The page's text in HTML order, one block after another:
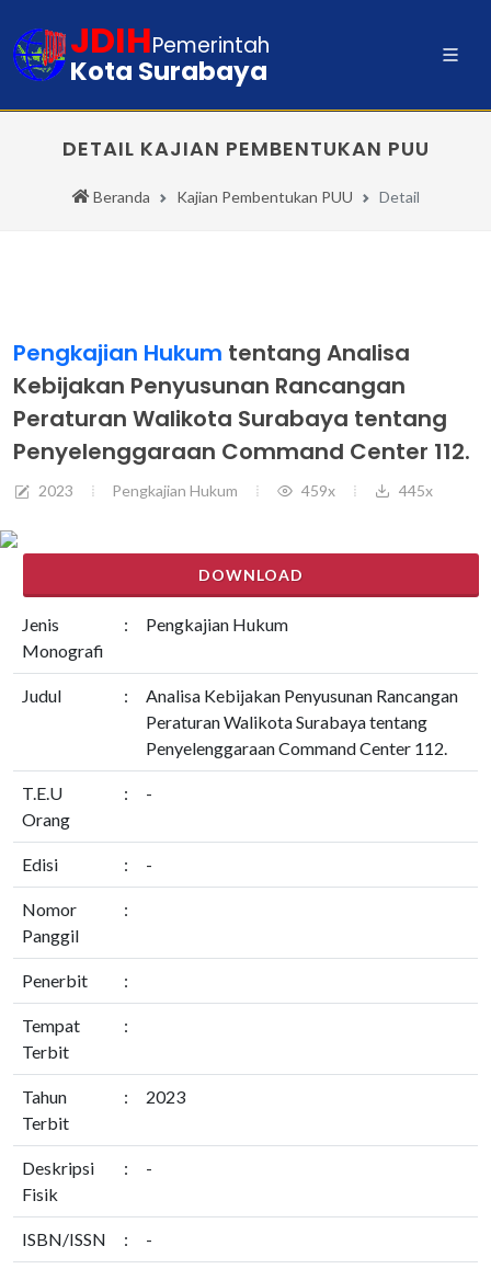
JDIHPemerintah
Kota Surabaya
DETAIL KAJIAN PEMBENTUKAN PUU
Beranda Kajian Pembentukan PUU Detail
Pengkajian Hukum tentang Analisa
Kebijakan Penyusunan Rancangan
Peraturan Walikota Surabaya tentang
Penyelenggaraan Command Center 112.
2023 Pengkajian Hukum 459x 445x
DOWNLOAD
Jenis
Monografi
: Pengkajian Hukum
Judul :
Analisa Kebijakan Penyusunan Rancangan
Peraturan Walikota Surabaya tentang
Penyelenggaraan Command Center 112.
T.E.U
Orang
: -
Edisi : -
Nomor
Panggil
:
Penerbit :
Tempat
Terbit
:
Tahun
Terbit
: 2023
Deskripsi
Fisik
: -
ISBN/ISSN : -